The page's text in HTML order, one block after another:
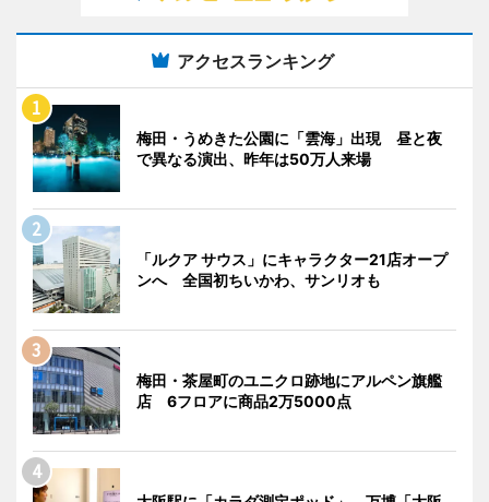
アクセスランキング
梅田・うめきた公園に「雲海」出現 昼と夜
で異なる演出、昨年は50万人来場
「ルクア サウス」にキャラクター21店オープ
ンへ 全国初ちいかわ、サンリオも
梅田・茶屋町のユニクロ跡地にアルペン旗艦
店 6フロアに商品2万5000点